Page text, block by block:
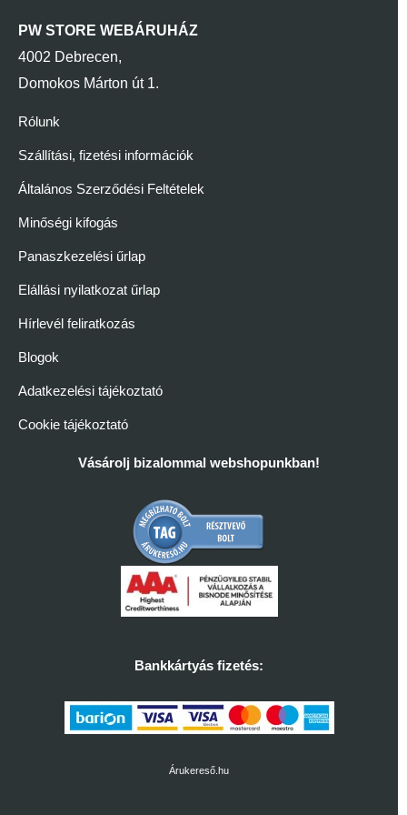
PW STORE WEBÁRUHÁZ
4002 Debrecen,
Domokos Márton út 1.
Rólunk
Szállítási, fizetési információk
Általános Szerződési Feltételek
Minőségi kifogás
Panaszkezelési űrlap
Elállási nyilatkozat űrlap
Hírlevél feliratkozás
Blogok
Adatkezelési tájékoztató
Cookie tájékoztató
Vásárolj bizalommal webshopunkban!
Bankkártyás fizetés:
Árukereső.hu